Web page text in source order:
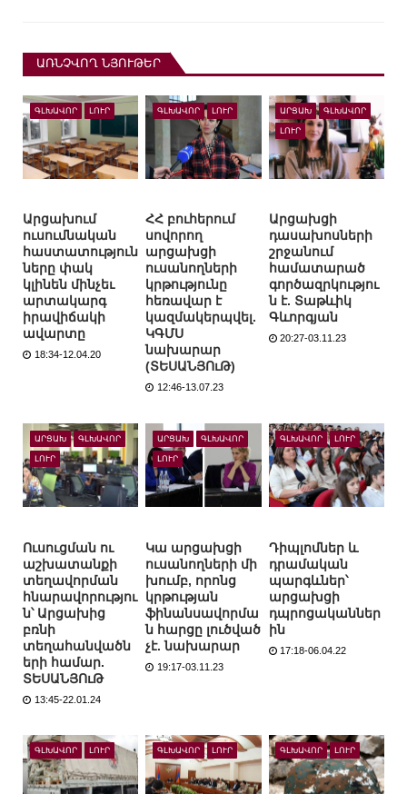
ԱՌՆՉՎՈՂ ՆՅՈՒԹԵՐ
ԳԼԽԱՎՈՐ ԼՈՒՐ
Արցախում
ուսումնական
հաստատություն
ները փակ
կլինեն մինչեւ
արտակարգ
իրավիճակի
ավարտը
18:34-12.04.20
ԳԼԽԱՎՈՐ ԼՈՒՐ
ՀՀ բուհերում
սովորող
արցախցի
ուսանողների
կրթությունը
հեռավար է
կազմակերպվել.
ԿԳՄՍ
նախարար
(ՏԵՍԱՆՅՈւԹ)
12:46-13.07.23
ԱՐՑԱԽ ԳԼԽԱՎՈՐ
ԼՈՒՐ
Արցախցի
դասախոսների
շրջանում
համատարած
գործազրկությու
ն է. Տաթևիկ
Գևորգյան
20:27-03.11.23
ԱՐՑԱԽ ԳԼԽԱՎՈՐ
ԼՈՒՐ
Ուսուցման ու
աշխատանքի
տեղավորման
հնարավորությու
ն՝ Արցախից
բռնի
տեղահանվածն
երի համար.
ՏԵՍԱՆՅՈւԹ
13:45-22.01.24
ԱՐՑԱԽ ԳԼԽԱՎՈՐ
ԼՈՒՐ
Կա արցախցի
ուսանողների մի
խումբ, որոնց
կրթության
ֆինանսավորմա
ն հարցը լուծված
չէ. նախարար
19:17-03.11.23
ԳԼԽԱՎՈՐ ԼՈՒՐ
Դիպլոմներ և
դրամական
պարգևներ՝
արցախցի
դպրոցականներ
ին
17:18-06.04.22
ԳԼԽԱՎՈՐ ԼՈՒՐ ԳԼԽԱՎՈՐ ԼՈՒՐ ԳԼԽԱՎՈՐ ԼՈՒՐ